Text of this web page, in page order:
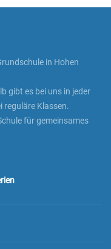
in Hohen
gibt es bei uns in jeder
reguläre Klassen.
für gemeinsames